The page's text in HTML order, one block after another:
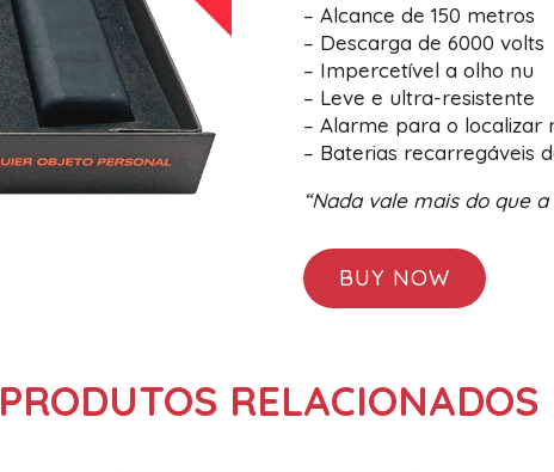
– Alcance de 150 metros
– Descarga de 6000 volts
– Impercetível a olho nu
– Leve e ultra-resistente
– Alarme para o localizar
– Baterias recarregáveis
“Nada vale mais do que a
BUY NOW
PRODUTOS RELACIONADOS